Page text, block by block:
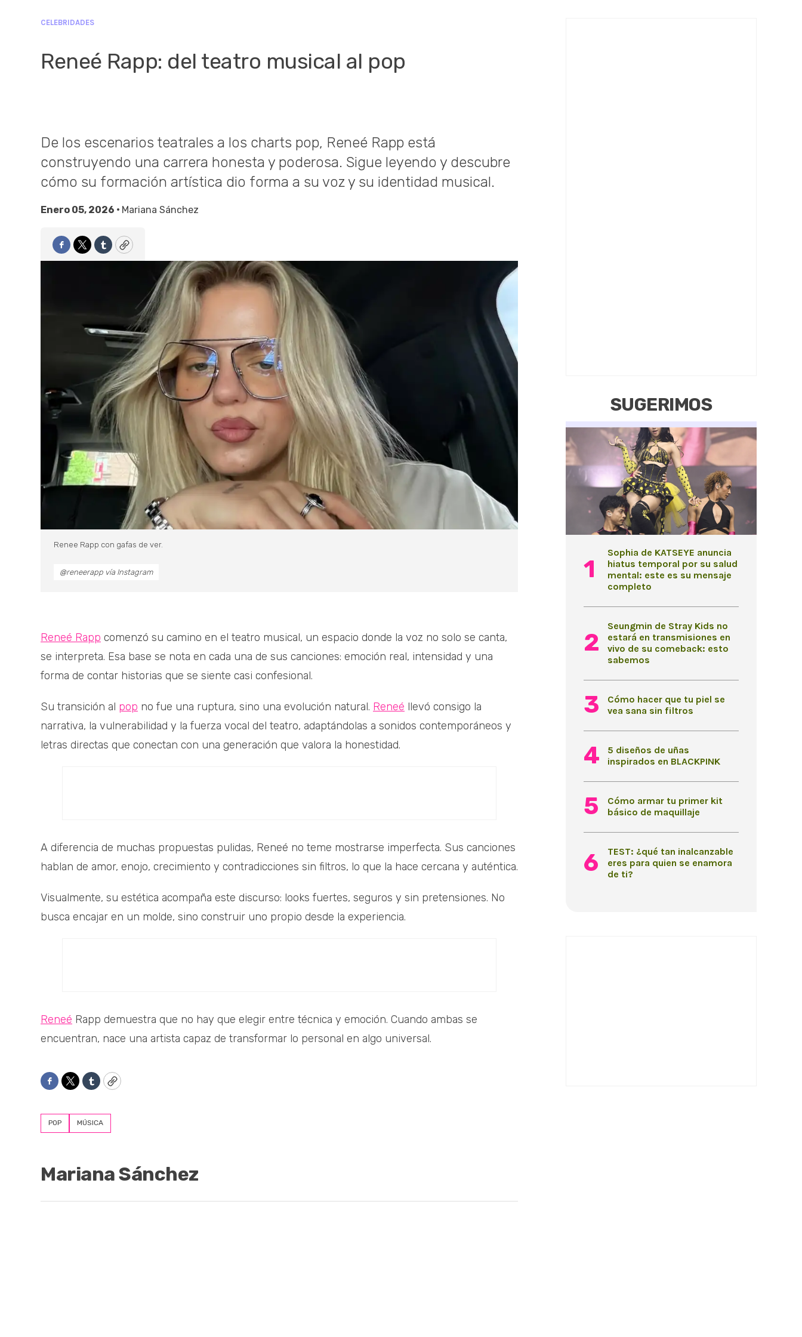
CELEBRIDADES
Reneé Rapp: del teatro musical al pop
De los escenarios teatrales a los charts pop, Reneé Rapp está
construyendo una carrera honesta y poderosa. Sigue leyendo y descubre
cómo su formación artística dio forma a su voz y su identidad musical.
Enero 05, 2026 • Mariana Sánchez
Facebook
TwitterTumblrCopy
Renee Rapp con gafas de ver.
@reneerapp vía Instagram
Reneé Rapp comenzó su camino en el teatro musical, un espacio donde la voz no solo se canta,
se interpreta. Esa base se nota en cada una de sus canciones: emoción real, intensidad y una
forma de contar historias que se siente casi confesional.
Su transición al pop no fue una ruptura, sino una evolución natural. Reneé llevó consigo la
narrativa, la vulnerabilidad y la fuerza vocal del teatro, adaptándolas a sonidos contemporáneos y
letras directas que conectan con una generación que valora la honestidad.
A diferencia de muchas propuestas pulidas, Reneé no teme mostrarse imperfecta. Sus canciones
hablan de amor, enojo, crecimiento y contradicciones sin filtros, lo que la hace cercana y auténtica.
Visualmente, su estética acompaña este discurso: looks fuertes, seguros y sin pretensiones. No
busca encajar en un molde, sino construir uno propio desde la experiencia.
Reneé Rapp demuestra que no hay que elegir entre técnica y emoción. Cuando ambas se
encuentran, nace una artista capaz de transformar lo personal en algo universal.
Facebook
TwitterTumblrCopy
POP MÚSICA
Mariana Sánchez
SUGERIMOS
Sophia de KATSEYE anuncia
hiatus temporal por su salud
mental: este es su mensaje
completo
Seungmin de Stray Kids no
estará en transmisiones en
vivo de su comeback: esto
sabemos
Cómo hacer que tu piel se
vea sana sin filtros
5 diseños de uñas
inspirados en BLACKPINK
Cómo armar tu primer kit
básico de maquillaje
TEST: ¿qué tan inalcanzable
eres para quien se enamora
de ti?